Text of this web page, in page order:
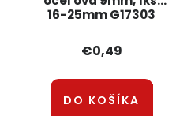
16-25mm G17303
€0,49
DO KOŠÍKA